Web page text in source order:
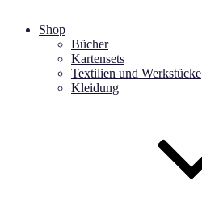
Shop
Bücher
Kartensets
Textilien und Werkstücke
Kleidung